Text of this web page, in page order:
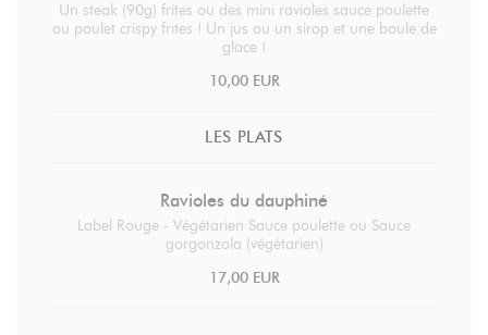
Un steak (90g) frites ou des mini ravioles sauce poulette
ou poulet crispy frites ! Un jus ou un sirop et une boule de
glace !
10,00 EUR
LES PLATS
Ravioles du dauphiné
Label Rouge - Végétarien Sauce poulette ou Sauce
gorgonzola (végétarien)
17,00 EUR